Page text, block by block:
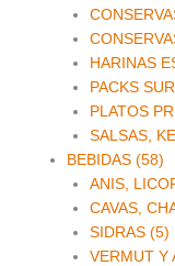
HARINAS
PACKS
PLATOS
SALSAS,
BEBIDAS (58)
ANIS,
CAVAS,
SIDRAS (5)
VERMUT Y